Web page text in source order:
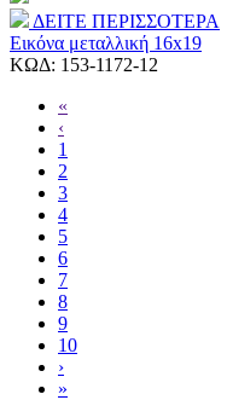
ΔΕΙΤΕ ΠΕΡΙΣΣΟΤΕΡΑ
Εικόνα μεταλλική 16x19
ΚΩΔ: 153-1172-12
«
‹
1
2
3
4
5
6
7
8
9
10
›
»